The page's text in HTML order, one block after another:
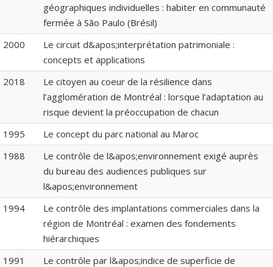
géographiques individuelles : habiter en communauté
fermée à São Paulo (Brésil)
2000
Le circuit d&apos;interprétation patrimoniale :
concepts et applications
2018
Le citoyen au coeur de la résilience dans
l’agglomération de Montréal : lorsque l’adaptation au
risque devient la préoccupation de chacun
1995
Le concept du parc national au Maroc
1988
Le contrôle de l&apos;environnement exigé auprès
du bureau des audiences publiques sur
l&apos;environnement
1994
Le contrôle des implantations commerciales dans la
région de Montréal : examen des fondements
hiérarchiques
1991
Le contrôle par l&apos;indice de superficie de